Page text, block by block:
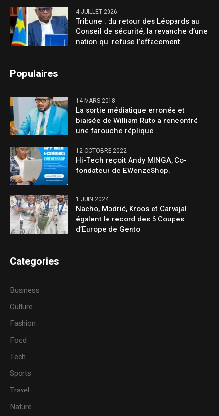
4 JUILLET 2026
Tribune : du retour des Léopards au
Conseil de sécurité, la revanche d’une
nation qui refuse l’effacement.
Populaires
14 MARS 2018
La sortie médiatique erronée et
biaisée de William Ruto a rencontré
une farouche réplique
12 OCTOBRE 2022
Hi-Tech reçoit Andy MINGA, Co-
fondateur de EWenzeShop.
1 JUIN 2024
Nacho, Modrić, Kroos et Carvajal
égalent le record des 6 Coupes
d’Europe de Gento
Categories
Business
Culture
Fashion
Food
Tech
Sports
Travel
Nature